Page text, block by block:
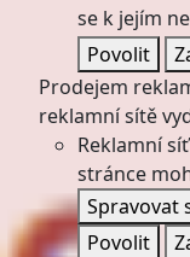
se k jejím
Povolit
Prodejem
reklamní sítě
Reklamní síť
stránce
Spravovat
Povolit